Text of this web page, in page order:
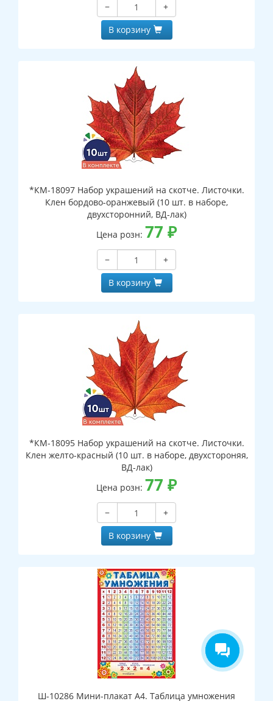
−
+
В корзину
*КМ-18097 Набор украшений на скотче. Листочки.
Клен бордово-оранжевый (10 шт. в наборе,
двухсторонний, ВД-лак)
Цена розн: 77 ₽
−
+
В корзину
*КМ-18095 Набор украшений на скотче. Листочки.
Клен желто-красный (10 шт. в наборе, двухстороняя,
ВД-лак)
Цена розн: 77 ₽
−
+
В корзину
Ш-10286 Мини-плакат А4. Таблица умножения